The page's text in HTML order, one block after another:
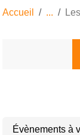
Accueil
Évènements à